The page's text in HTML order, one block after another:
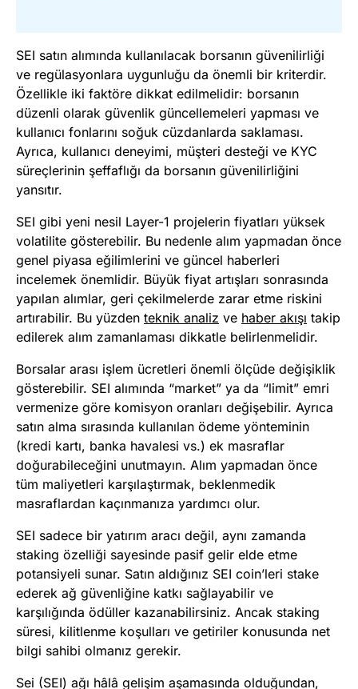
SEI satın alımında kullanılacak borsanın güvenilirliği
ve regülasyonlara uygunluğu da önemli bir kriterdir.
Özellikle iki faktöre dikkat edilmelidir: borsanın
düzenli olarak güvenlik güncellemeleri yapması ve
kullanıcı fonlarını soğuk cüzdanlarda saklaması.
Ayrıca, kullanıcı deneyimi, müşteri desteği ve KYC
süreçlerinin şeffaflığı da borsanın güvenilirliğini
yansıtır.
SEI gibi yeni nesil Layer-1 projelerin fiyatları yüksek
volatilite gösterebilir. Bu nedenle alım yapmadan önce
genel piyasa eğilimlerini ve güncel haberleri
incelemek önemlidir. Büyük fiyat artışları sonrasında
yapılan alımlar, geri çekilmelerde zarar etme riskini
artırabilir. Bu yüzden teknik analiz ve haber akışı takip
edilerek alım zamanlaması dikkatle belirlenmelidir.
Borsalar arası işlem ücretleri önemli ölçüde değişiklik
gösterebilir. SEI alımında “market” ya da “limit” emri
vermenize göre komisyon oranları değişebilir. Ayrıca
satın alma sırasında kullanılan ödeme yönteminin
(kredi kartı, banka havalesi vs.) ek masraflar
doğurabileceğini unutmayın. Alım yapmadan önce
tüm maliyetleri karşılaştırmak, beklenmedik
masraflardan kaçınmanıza yardımcı olur.
SEI sadece bir yatırım aracı değil, aynı zamanda
staking özelliği sayesinde pasif gelir elde etme
potansiyeli sunar. Satın aldığınız SEI coin’leri stake
ederek ağ güvenliğine katkı sağlayabilir ve
karşılığında ödüller kazanabilirsiniz. Ancak staking
süresi, kilitlenme koşulları ve getiriler konusunda net
bilgi sahibi olmanız gerekir.
Sei (SEI) ağı hâlâ gelişim aşamasında olduğundan,